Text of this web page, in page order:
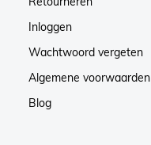
Inloggen
Wachtwoord vergeten
Algemene voorwaarden
Blog